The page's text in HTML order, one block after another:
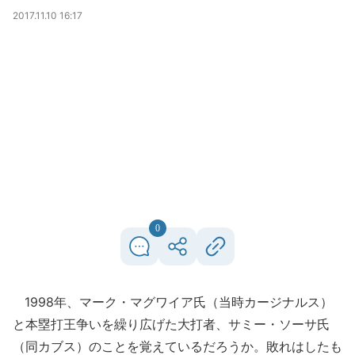
2017.11.10 16:17
0
1998年、マーク・マグワイア氏（当時カージナルス）
と本塁打王争いを繰り広げた大打者、サミー・ソーサ氏
（同カブス）のことを覚えているだろうか。敗れはしたも